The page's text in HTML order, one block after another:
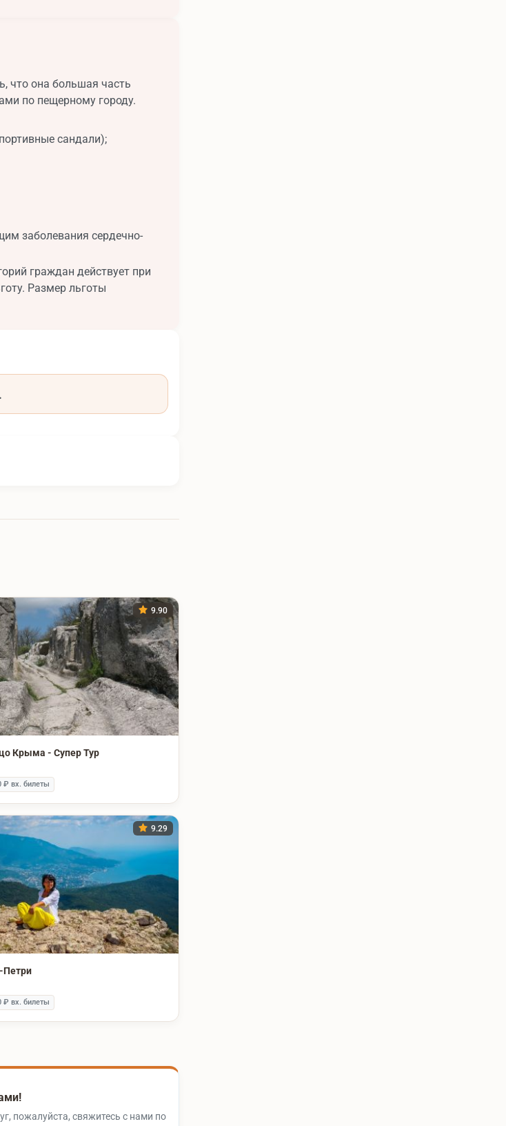
что она большая часть
по пещерному городу.
сандали);
заболевания сердечно-
граждан действует при
Размер льготы
9.90
Крыма - Супер Тур
₽ вх. билеты
9.29
Петри
₽ вх. билеты
пожалуйста, свяжитесь с нами по